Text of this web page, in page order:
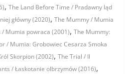
,The Land Before Time / Pradawny ląd
główny (2020),The Mummy / Mumia
Mumia powraca (2001),The Mummy:
/ Mumia: Grobowiec Cesarza Smoka
Skorpion (2002),The Trial / Il
/ Łaskotanie olbrzymów (2016),